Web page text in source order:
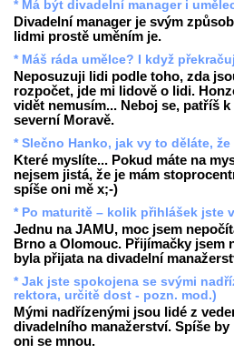
* Má být divadelní manager i
Divadelní manager je svým
lidmi prostě uměním je.
* Máš ráda umělce? I když
Neposuzuji lidi podle toho, zda
rozpočet, jde mi lidově o lidi.
vidět nemusím... Neboj se, patříš
severní Moravě.
* Slečno Hanko, jak vy to děláte,
Které myslíte... Pokud máte na
nejsem jistá, že je mám
spíše oni mě x;-)
* Po maturitě – kolik přihlášek jste
Jednu na JAMU, moc jsem
Brno a Olomouc. Přijímačky jsem
byla přijata na divadelní
* Jak jste spokojena se svými
rektora, určitě dost - pozn. mod.)
Mými nadřízenými jsou lidé z
divadelního manažerství. Spíše
oni se mnou.